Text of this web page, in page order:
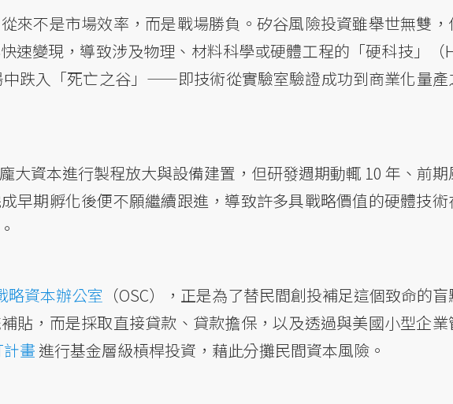
來不是市場效率，而是戰場勝負。矽谷風險投資雖舉世無雙，
速變現，導致涉及物理、材料科學或硬體工程的「硬科技」（
中跌入「死亡之谷」——即技術從實驗室驗證成功到商業化量產
大資本進行製程放大與設備建置，但研發週期動輒 10 年、前
早期孵化後便不願繼續跟進，導致許多具戰略價值的硬體技術
略資本辦公室 （OSC），正是為了替民間創投補足這個致命的
貼，而是採取直接貸款、貸款擔保，以及透過與美國小型企業
計畫 進行基金層級槓桿投資，藉此分攤民間資本風險。